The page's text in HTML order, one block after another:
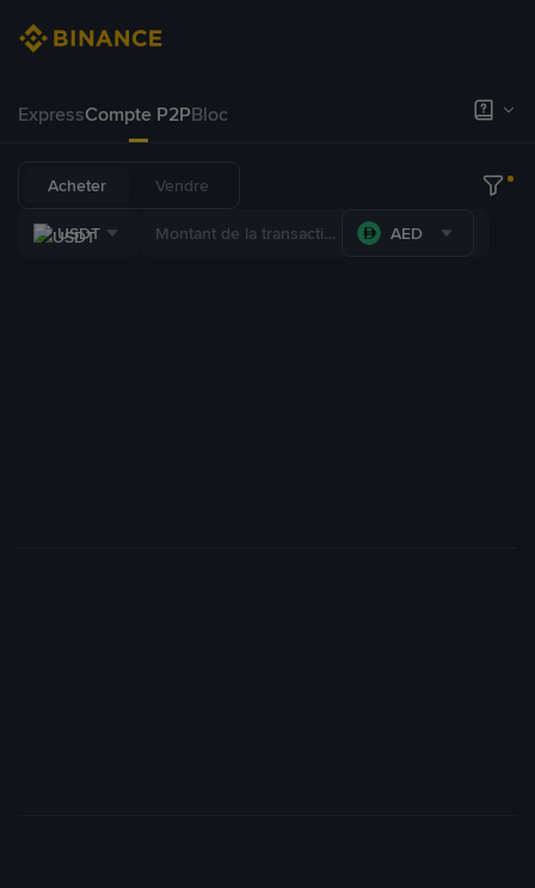
ExpressCompte P2PBloc
Acheter Vendre
USDT AED